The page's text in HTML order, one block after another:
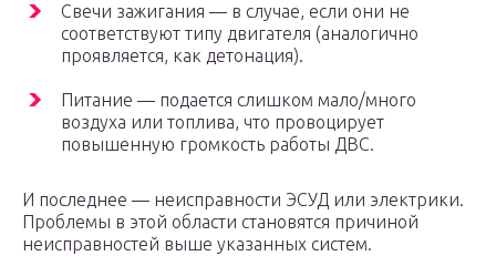
Свечи зажигания — в случае, если они не
соответствуют типу двигателя (аналогично
проявляется, как детонация).
Питание — подается слишком мало/много
воздуха или топлива, что провоцирует
повышенную громкость работы ДВС.
И последнее — неисправности ЭСУД или электрики.
Проблемы в этой области становятся причиной
неисправностей выше указанных систем.